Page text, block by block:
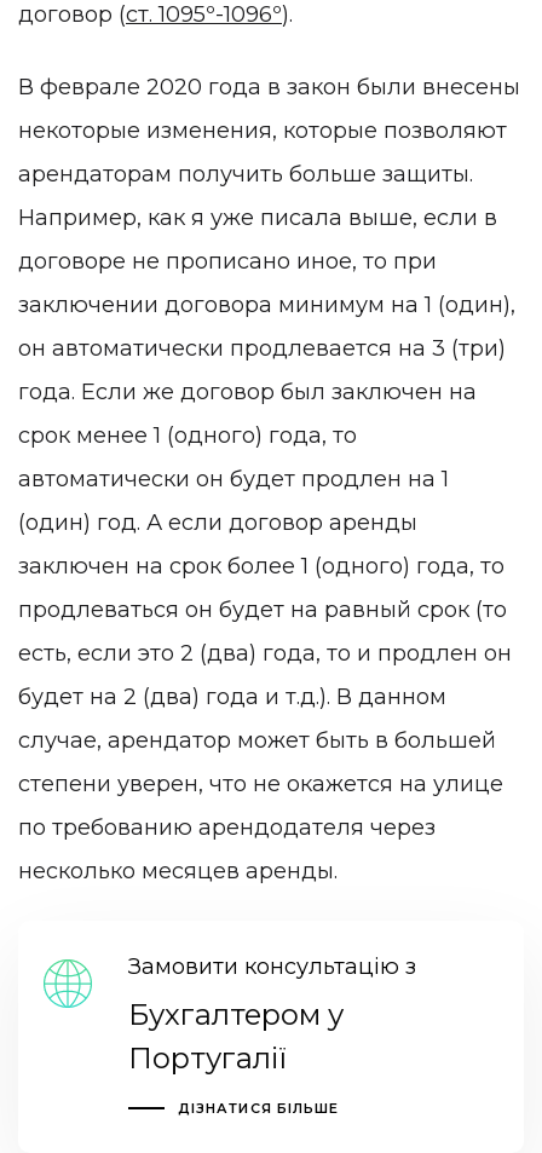
договор (ст. 1095º-1096º).
В феврале 2020 года в закон были внесены
некоторые изменения, которые позволяют
арендаторам получить больше защиты.
Например, как я уже писала выше, если в
договоре не прописано иное, то при
заключении договора минимум на 1 (один),
он автоматически продлевается на 3 (три)
года. Если же договор был заключен на
срок менее 1 (одного) года, то
автоматически он будет продлен на 1
(один) год. А если договор аренды
заключен на срок более 1 (одного) года, то
продлеваться он будет на равный срок (то
есть, если это 2 (два) года, то и продлен он
будет на 2 (два) года и т.д.). В данном
случае, арендатор может быть в большей
степени уверен, что не окажется на улице
по требованию арендодателя через
несколько месяцев аренды.
Замовити консультацію з
Бухгалтером у
Португалії
ДІЗНАТИСЯ БІЛЬШЕ